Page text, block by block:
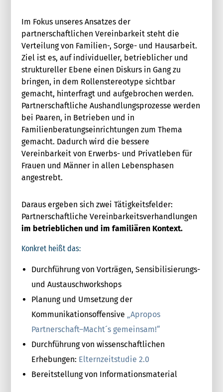
Im Fokus unseres Ansatzes der
partnerschaftlichen Vereinbarkeit steht die
Verteilung von Familien-, Sorge- und Hausarbeit.
Ziel ist es, auf individueller, betrieblicher und
struktureller Ebene einen Diskurs in Gang zu
bringen, in dem Rollenstereotype sichtbar
gemacht, hinterfragt und aufgebrochen werden.
Partnerschaftliche Aushandlungsprozesse werden
bei Paaren, in Betrieben und in
Familienberatungseinrichtungen zum Thema
gemacht. Dadurch wird die bessere
Vereinbarkeit von Erwerbs- und Privatleben für
Frauen und Männer in allen Lebensphasen
angestrebt.
Daraus ergeben sich zwei Tätigkeitsfelder:
Partnerschaftliche Vereinbarkeitsverhandlungen
im betrieblichen und im familiären Kontext.
Konkret heißt das:
Durchführung von Vorträgen, Sensibilisierungs-
und Austauschworkshops
Planung und Umsetzung der
Kommunikationsoffensive
„Apropos
Partnerschaft–Macht´s gemeinsam!“
Durchführung von wissenschaftlichen
Erhebungen: Elternzeitstudie 2.0
Bereitstellung von Informationsmaterial